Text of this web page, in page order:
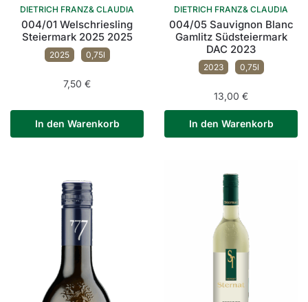
DIETRICH FRANZ& CLAUDIA
004/01 Welschriesling
Steiermark 2025 2025
2025 0,75l
7,50 €
In den Warenkorb
DIETRICH FRANZ& CLAUDIA
004/05 Sauvignon Blanc
Gamlitz Südsteiermark
DAC 2023
2023 0,75l
13,00 €
In den Warenkorb